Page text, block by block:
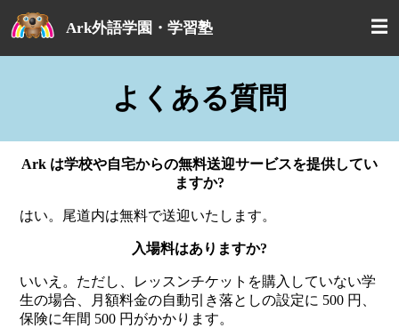
Ark外語学園・学習塾 ☰
よくある質問
Ark は学校や自宅からの無料送迎サービスを提供してい
ますか?
はい。尾道内は無料で送迎いたします。
入場料はありますか?
いいえ。ただし、レッスンチケットを購入していない学
生の場合、月額料金の自動引き落としの設定に 500 円、
保険に年間 500 円がかかります。